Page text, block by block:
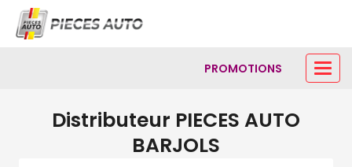
PROMOTIONS
Distributeur PIECES AUTO
BARJOLS